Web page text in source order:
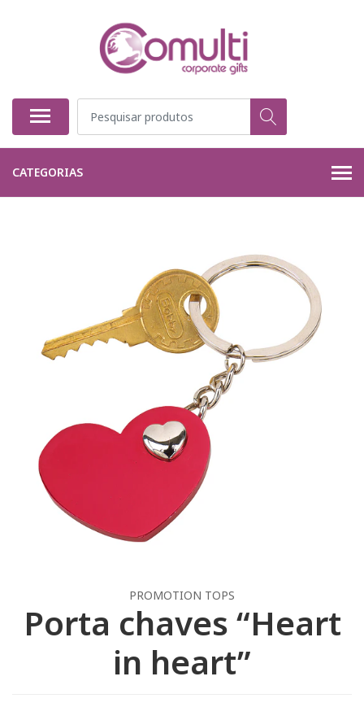
CATEGORIAS
PROMOTION TOPS
Porta chaves “Heart
in heart”